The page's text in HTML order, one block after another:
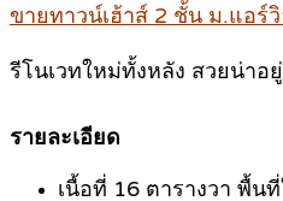
ขายทาวน์เฮ้าส์ 2 ชั้น ม.แอร์
รีโนเวทใหม่ทั้งหลัง สวยน่าอ
รายละเอียด
เนื้อที่ 16 ตารางวา พื้น